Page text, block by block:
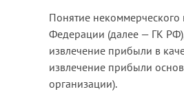
Понятие некоммерческого
Федерации (далее — ГК
извлечение прибыли в
извлечение прибыли
организации).